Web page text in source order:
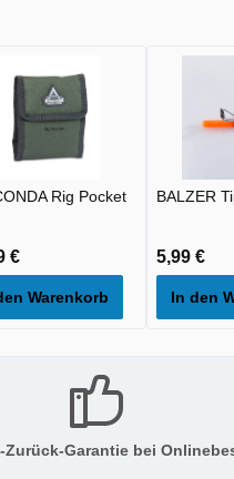
Rig Pocket
€
Warenkorb
BALZER
5,99 €
In den
Zurück-Garantie bei